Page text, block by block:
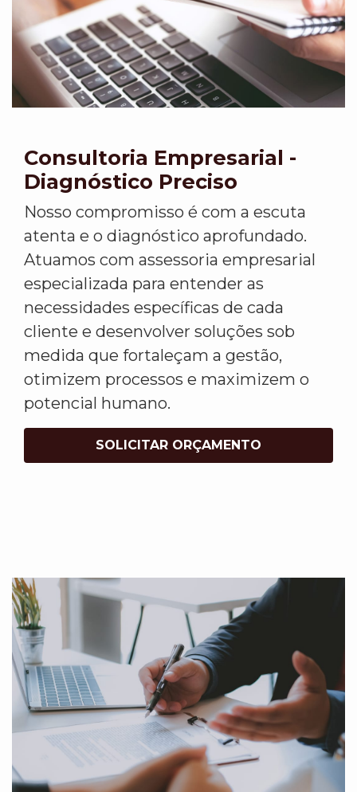
Consultoria Empresarial -
Diagnóstico Preciso
Nosso compromisso é com a escuta
atenta e o diagnóstico aprofundado.
Atuamos com assessoria empresarial
especializada para entender as
necessidades específicas de cada
cliente e desenvolver soluções sob
medida que fortaleçam a gestão,
otimizem processos e maximizem o
potencial humano.
SOLICITAR ORÇAMENTO